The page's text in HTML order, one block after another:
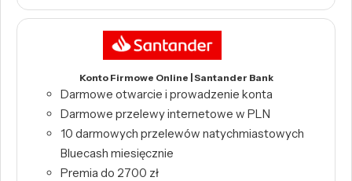
Konto Firmowe Online | Santander Bank
Darmowe otwarcie i prowadzenie konta
Darmowe przelewy internetowe w PLN
10 darmowych przelewów natychmiastowych
Bluecash miesięcznie
Premia do 2700 zł